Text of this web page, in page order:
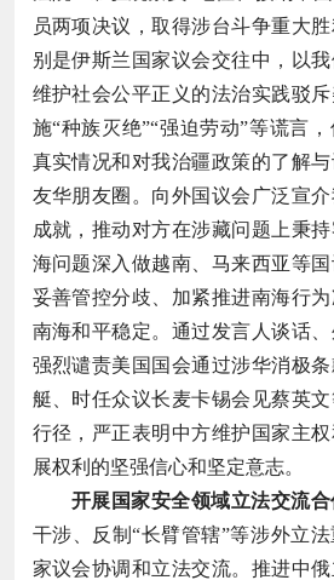
员两项决议，取得涉台斗争重大
别是伊斯兰国家议会交往中，以我
维护社会公平正义的法治实践驳
施“种族灭绝”“强迫劳动”等谎言
真实情况和对我治疆政策的了解
友华朋友圈。向外国议会广泛宣
成就，推动对方在涉藏问题上秉
海问题深入做越南、马来西亚等
妥善管控分歧、加紧推进南海行
南海和平稳定。通过发言人谈话、
强烈谴责美国国会通过涉华消极
艇、时任众议长麦卡锡会见蔡英
行径，严正表明中方维护国家主
展权利的坚强信心和坚定意志。
开展国家安全领域立法交流合
干涉、反制“长臂管辖”等涉外立
家议会协调和立法交流。推进中